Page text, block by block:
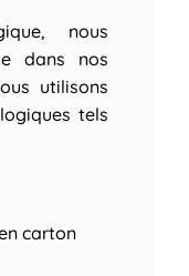
nous
dans nos
utilisons
tels
carton